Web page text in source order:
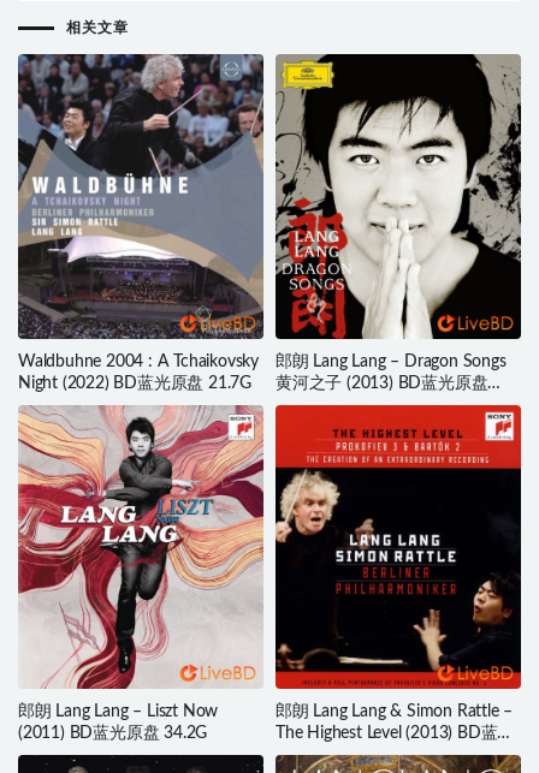
相关文章
Waldbuhne 2004 : A Tchaikovsky
Night (2022) BD蓝光原盘 21.7G
郎朗 Lang Lang – Dragon Songs
黄河之子 (2013) BD蓝光原盘
22.7G
郎朗 Lang Lang – Liszt Now
(2011) BD蓝光原盘 34.2G
郎朗 Lang Lang & Simon Rattle –
The Highest Level (2013) BD蓝光
原盘 22.4G